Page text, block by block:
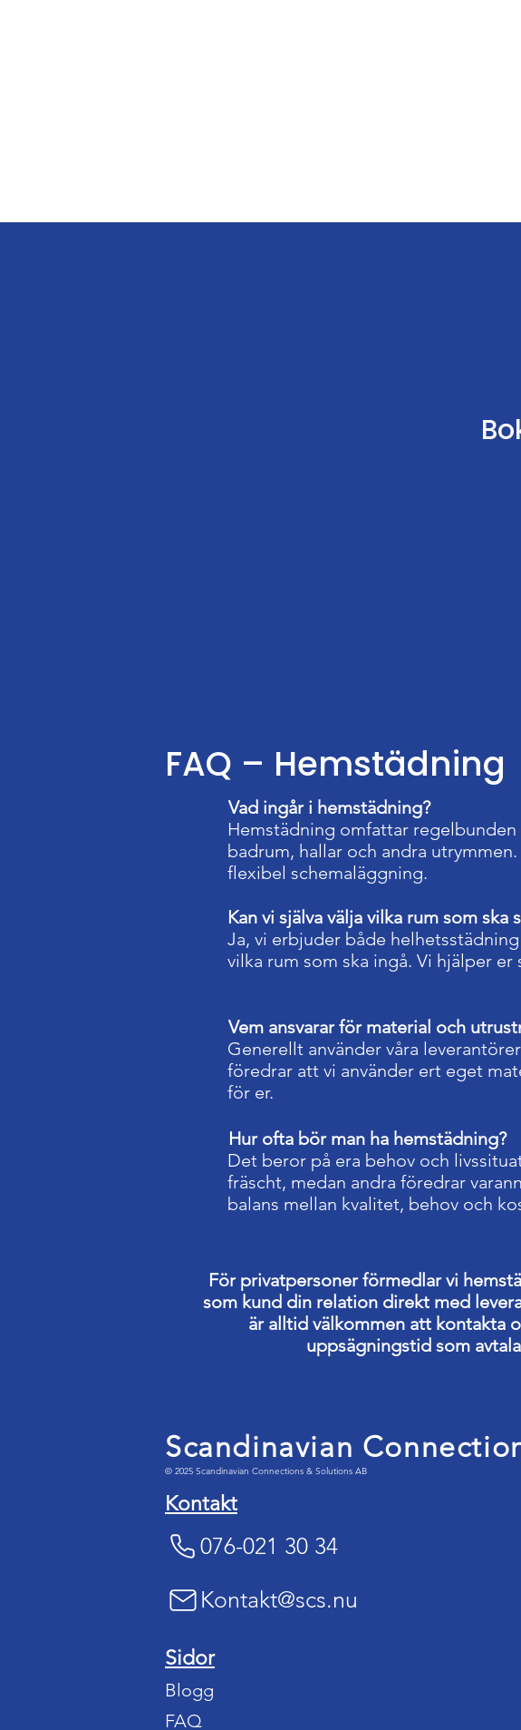
FAQ – Hemstädning
Vad ingår i hemstädning?
Hemstädning omfattar
badrum, hallar och andra
flexibel schemaläggning.
Kan vi själva välja vilka rum som ska
Ja, vi erbjuder både
vilka rum som ska ingå. Vi hjälper
Vem ansvarar för material och
Generellt använder våra
föredrar att vi använder ert eget
för er.
Hur ofta bör man ha hemstädning?
Det beror på era behov och
fräscht, medan andra föredrar
balans mellan kvalitet, behov och
För privatpersoner förmedlar vi
som kund din relation direkt med
är alltid välkommen att kontakta
uppsägningstid som
Scandinavian
© 2025 Scandinavian Connections & Solutions AB
Kontakt
076-021 30 34
Kontakt@scs.nu
Sidor
Blogg
FAQ